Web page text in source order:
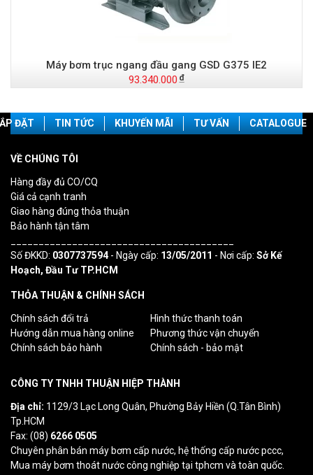
Máy bơm trục ngang đầu gang GSD G375 IE2
93.340.000
ĐẶT TIN TỨC KHUYẾN MÃI TƯ VẤN CATALOGUE
VỀ CHÚNG TÔI
Hàng đầy đủ CO/CQ
Giá cả cạnh tranh
Giao hàng đúng thỏa thuận
Bảo hành tận tâm
Số ĐKKD: 0307737594- Ngày cấp: 13/05/2011 - Nơi cấp: Sở Kế
Hoạch, Đầu Tư TP.HCM
THỎA THUẬN & CHÍNH SÁCH
Chính sách đổi trả
Hình thức thanh toán
Hướng dẫn mua hàng online
Phương thức vận chuyển
Chính sách bảo hành
Chính sách - bảo mật
CÔNG TY TNHH THUẬN HIỆP THÀNH
Địa chỉ: 1129/3 Lạc Long Quân, Phường Bảy Hiền (Q.Tân Bình)
Tp.HCM
Fax: (08) 6266 0505
Chuyên phân bán máy bơm cấp nước, hệ thống cấp nước pccc,
Mua máy bơm thoát nước công nghiệp tại tphcm và toàn quốc.